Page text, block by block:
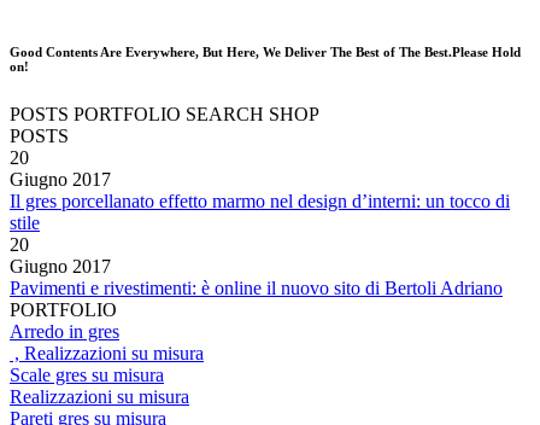
Good Contents Are Everywhere, But Here, We Deliver The Best of The Best.Please Hold
on!
POSTS PORTFOLIO SEARCH SHOP
POSTS
20
Giugno 2017
Il gres porcellanato effetto marmo nel design d’interni: un tocco di
stile
20
Giugno 2017
Pavimenti e rivestimenti: è online il nuovo sito di Bertoli Adriano
PORTFOLIO
Arredo in gres
, Realizzazioni su misura
Scale gres su misura
Realizzazioni su misura
Pareti gres su misura